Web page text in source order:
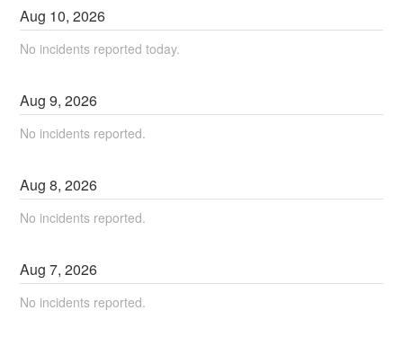
Aug 10,2026
No incidents reported today.
Aug9,2026
No incidents reported.
Aug8,2026
No incidents reported.
Aug7,2026
No incidents reported.